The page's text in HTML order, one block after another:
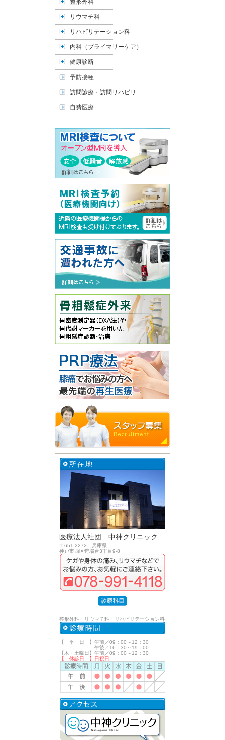
リウマチ科
リハビリテーション科
内科（プライマリーケア）
健康診断
予防接種
訪問診療・訪問リハビリ
自費医療
医療法人社団 中神クリニック
〒651-2272 兵庫県
神戸市西区狩場台3丁目9-8
整形外科・リウマチ科・リハビリテーション科
【 平 日 】午前／09：00～12：30
午後／16：30～19：00
【木・土曜日】午前／09：00～12：30
【 休診日 】日祝日